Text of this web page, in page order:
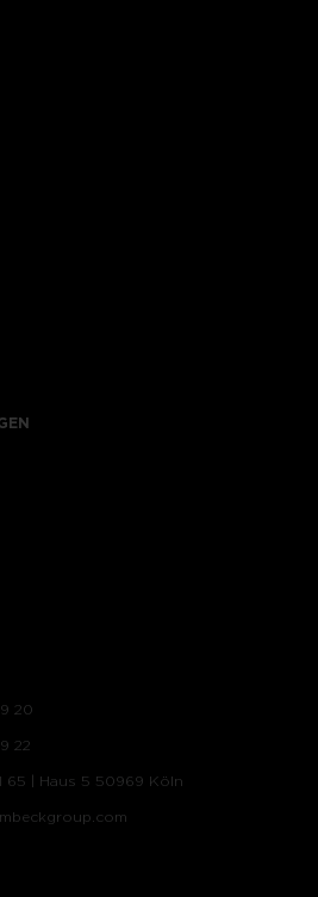
20
22
65 | Haus 5 50969 Köln